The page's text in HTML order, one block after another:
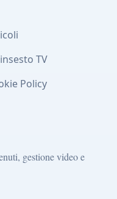
TV
Policy
gestione video e